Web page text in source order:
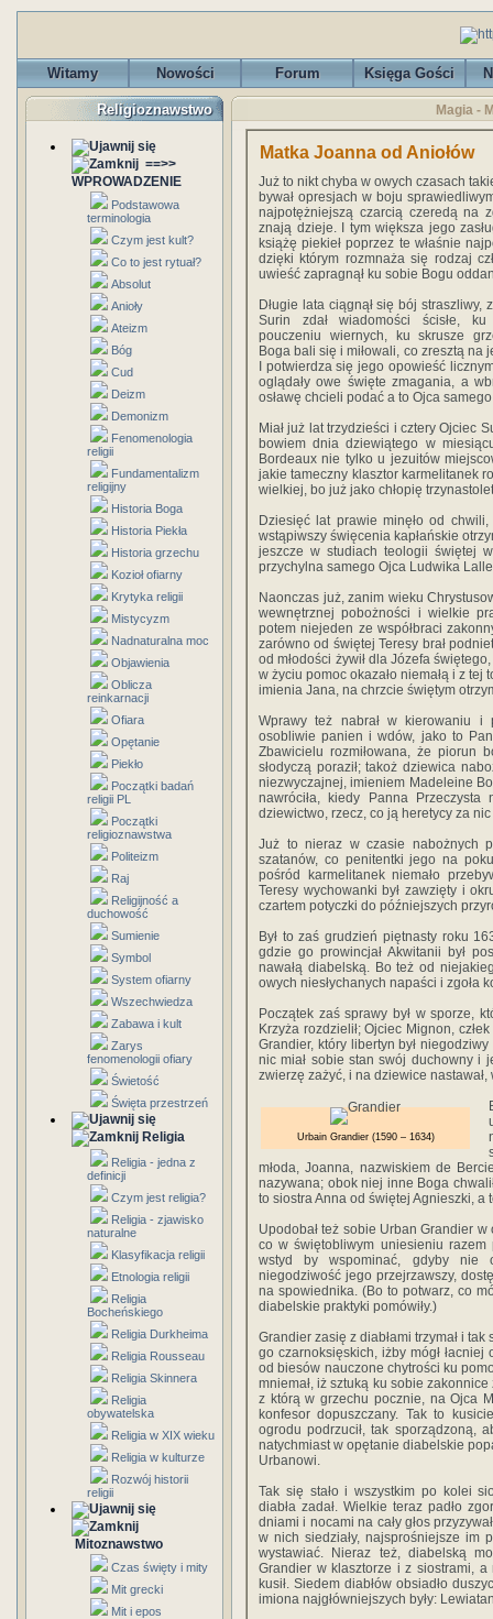
Witamy Nowości Forum Księga Gości
Religioznawstwo
==>>
WPROWADZENIE
Podstawowa
terminologia
Czym jest kult?
Co to jest rytuał?
Absolut
Anioły
Ateizm
Bóg
Cud
Deizm
Demonizm
Fenomenologia
religii
Fundamentalizm
religijny
Historia Boga
Historia Piekła
Historia grzechu
Kozioł ofiarny
Krytyka religii
Mistycyzm
Nadnaturalna moc
Objawienia
Oblicza
reinkarnacji
Ofiara
Opętanie
Piekło
Początki badań
religii PL
Początki
religioznawstwa
Politeizm
Raj
Religijność a
duchowość
Sumienie
Symbol
System ofiarny
Wszechwiedza
Zabawa i kult
Zarys
fenomenologii ofiary
Świetość
Święta przestrzeń
Religia
Religia - jedna z
definicji
Czym jest religia?
Religia - zjawisko
naturalne
Klasyfikacja religii
Etnologia religii
Religia
Bocheńskiego
Religia Durkheima
Religia Rousseau
Religia Skinnera
Religia
obywatelska
Religia w XIX wieku
Religia w kulturze
Rozwój historii
religii
Mitoznawstwo
Czas święty i mity
Mit grecki
Mit i epos
Magia -
Matka Joanna od Aniołów
Już to nikt chyba w owych czasach
bywał opresjach w boju
najpotężniejszą czarcią czeredą na
znają dzieje. I tym większa jego
książę piekieł poprzez te właśnie
dzięki którym rozmnaża się rodzaj
uwieść zapragnął ku sobie Bogu
Długie lata ciągnął się bój straszliwy,
Surin zdał wiadomości ścisłe,
pouczeniu wiernych, ku skrusze
Boga bali się i miłowali, co zresztą na
I potwierdza się jego opowieść
oglądały owe święte zmagania, a
osławę chcieli podać a to Ojca
Miał już lat trzydzieści i cztery Ojciec
bowiem dnia dziewiątego w
Bordeaux nie tylko u jezuitów
jakie tameczny klasztor karmelitanek
wielkiej, bo już jako chłopię
Dziesięć lat prawie minęło od
wstąpiwszy święcenia kapłańskie
jeszcze w studiach teologii świętej
przychylna samego Ojca Ludwika
Naonczas już, zanim wieku
wewnętrznej pobożności i wielkie
potem niejeden ze współbraci
zarówno od świętej Teresy brał
od młodości żywił dla Józefa
w życiu pomoc okazało niemałą i z tej
imienia Jana, na chrzcie świętym
Wprawy też nabrał w kierowaniu i
osobliwie panien i wdów, jako to
Zbawicielu rozmiłowana, że piorun
słodyczą poraził; takoż dziewica
niezwyczajnej, imieniem Madeleine
nawróciła, kiedy Panna
dziewictwo, rzecz, co ją heretycy za
Już to nieraz w czasie nabożnych
szatanów, co penitentki jego na
pośród karmelitanek niemało
Teresy wychowanki był zawzięty i
czartem potyczki do późniejszych
Był to zaś grudzień piętnasty roku
gdzie go prowincjał Akwitanii był
nawałą diabelską. Bo też od
owych niesłychanych napaści i zgoła
Początek zaś sprawy był w sporze,
Krzyża rozdzielił; Ojciec Mignon,
Grandier, który libertyn był
nic miał sobie stan swój duchowny i
zwierzę zażyć, i na dziewice
Urbain Grandier (1590 – 1634)
młoda, Joanna, nazwiskiem de
nazywana; obok niej inne Boga
to siostra Anna od świętej Agnieszki, a
Upodobał też sobie Urban Grandier
co w świętobliwym uniesieniu
wstyd by wspominać, gdyby nie
niegodziwość jego przejrzawszy,
na spowiednika. (Bo to potwarz, co
diabelskie praktyki pomówiły.)
Grandier zasię z diabłami trzymał i
go czarnoksięskich, iżby mógł
od biesów nauczone chytrości ku
mniemał, iż sztuką ku sobie
z którą w grzechu pocznie, na Ojca
konfesor dopuszczany. Tak to
ogrodu podrzucił, tak sporządzoną,
natychmiast w opętanie diabelskie
Urbanowi.
Tak się stało i wszystkim po kolei
diabła zadał. Wielkie teraz padło
dniami i nocami na cały głos
w nich siedziały, najsprośniejsze im
wystawiać. Nieraz też, diabelską
Grandier w klasztorze i z siostrami,
kusił. Siedem diabłów obsiadło
imiona najgłówniejszych były: